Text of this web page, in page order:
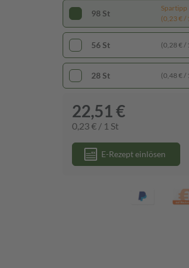
98 St
Spartipp
(0,23 € /
56 St (0,28 € /
28 St (0,48 € /
22,51 €
0,23 € / 1 St
E-Rezept einlösen